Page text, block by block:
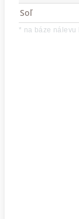
Soľ
* na báze nálevu